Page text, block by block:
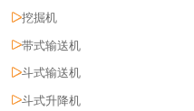
挖掘机
带式输送机
斗式输送机
斗式升降机